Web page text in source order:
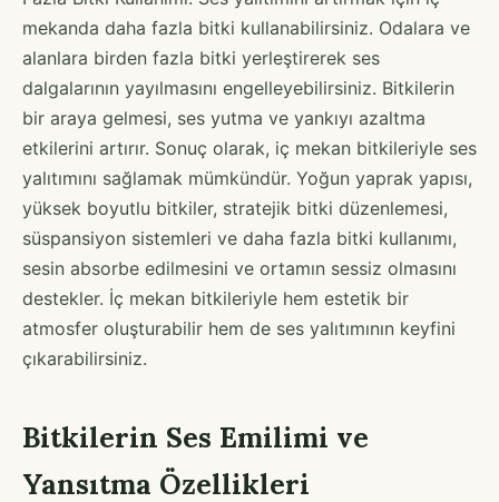
mekanda daha fazla bitki kullanabilirsiniz. Odalara ve
alanlara birden fazla bitki yerleştirerek ses
dalgalarının yayılmasını engelleyebilirsiniz. Bitkilerin
bir araya gelmesi, ses yutma ve yankıyı azaltma
etkilerini artırır. Sonuç olarak, iç mekan bitkileriyle ses
yalıtımını sağlamak mümkündür. Yoğun yaprak yapısı,
yüksek boyutlu bitkiler, stratejik bitki düzenlemesi,
süspansiyon sistemleri ve daha fazla bitki kullanımı,
sesin absorbe edilmesini ve ortamın sessiz olmasını
destekler. İç mekan bitkileriyle hem estetik bir
atmosfer oluşturabilir hem de ses yalıtımının keyfini
çıkarabilirsiniz.
Bitkilerin Ses Emilimi ve
Yansıtma Özellikleri